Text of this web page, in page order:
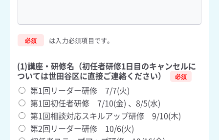
必須 は入力必須項目です。
(1)講座・研修名（初任者研修1日目のキャンセルに
ついては世田谷区に直接ご連絡ください）
第1回リーダー研修 7/7(火)
第1回初任者研修 7/10(金) 、8/5(水)
第1回相談対応スキルアップ研修 9/10(木)
第2回リーダー研修 10/6(火)